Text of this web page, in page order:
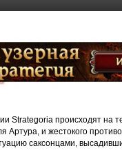
Strategoria происходят на
и жестокого
саксонцами,